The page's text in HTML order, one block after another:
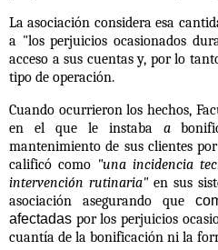
La asociación considera esa
a "los perjuicios ocasionados
acceso a sus cuentas y, por lo
tipo de operación.
Cuando ocurrieron los hechos,
en el que le instabaa
mantenimiento de sus clientes
calificó como "una incidencia
intervención rutinaria"en sus
asociación asegurando que
afectadas por los perjuicios
cuantía de la bonificación ni la